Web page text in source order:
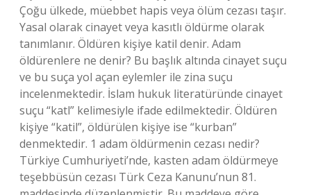
Çoğu ülkede, müebbet hapis veya ölüm cezası taşır.
Yasal olarak cinayet veya kasıtlı öldürme olarak
tanımlanır. Öldüren kişiye katil denir. Adam
öldürenlere ne denir? Bu başlık altında cinayet suçu
ve bu suça yol açan eylemler ile zina suçu
incelenmektedir. İslam hukuk literatüründe cinayet
suçu “katl” kelimesiyle ifade edilmektedir. Öldüren
kişiye “katil”, öldürülen kişiye ise “kurban”
denmektedir. 1 adam öldürmenin cezası nedir?
Türkiye Cumhuriyeti’nde, kasten adam öldürmeye
teşebbüsün cezası Türk Ceza Kanunu’nun 81.